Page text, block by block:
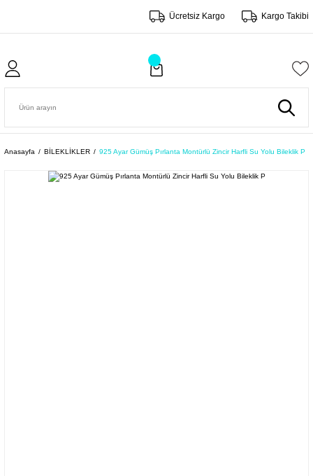
Ücretsiz Kargo Kargo Takibi
Anasayfa BİLEKLİKLER 925 Ayar Gümüş Pırlanta Montürlü Zincir Harfli Su Yolu Bileklik P